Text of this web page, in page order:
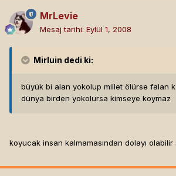
MrLevie
Mesaj tarihi: Eylül 1, 2008
Mirluin dedi ki:
büyük bi alan yokolup millet ölürse falan
dünya birden yokolursa kimseye koymaz
koyucak insan kalmamasından dolayı olabilir